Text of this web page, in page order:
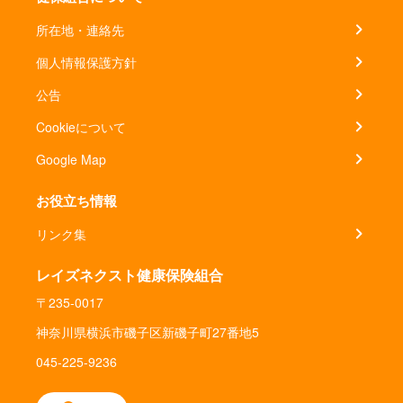
所在地・連絡先
個人情報保護方針
公告
Cookieについて
Google Map
お役立ち情報
リンク集
レイズネクスト健康保険組合
〒235-0017
神奈川県横浜市磯子区新磯子町27番地5
045-225-9236